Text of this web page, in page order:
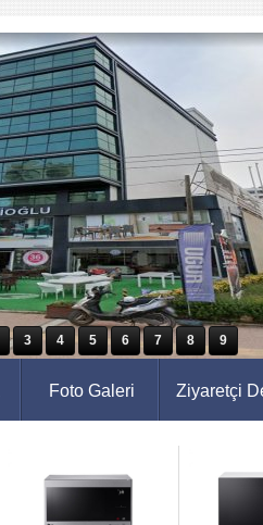
3 4 5 6 7 8 9
Foto Galeri Ziyaretçi